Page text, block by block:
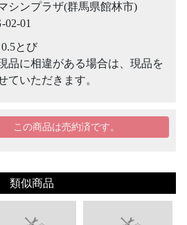
シンプラザ(群馬県館林市)
02-01
とび
品に相違がある場合は、現品を
ていただきます。
この商品は売約済です。
類似商品